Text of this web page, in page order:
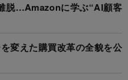
脱…Amazonに学ぶ“AI顧客
変えた購買改革の全貌を公